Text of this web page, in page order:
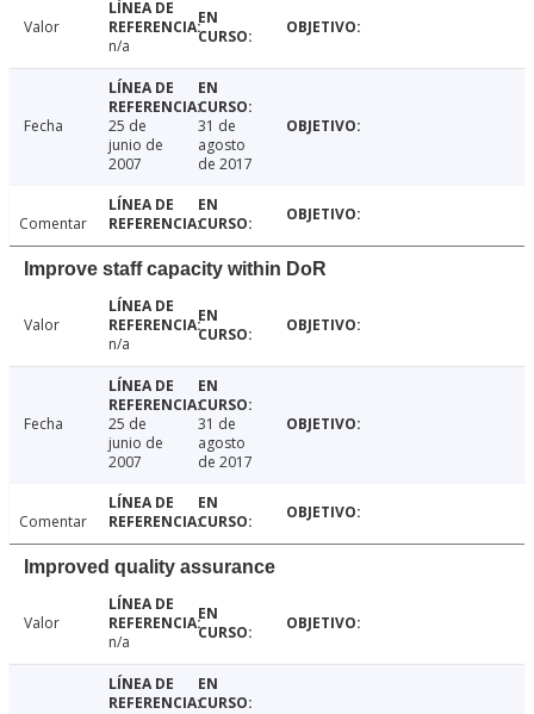
Valor
n/a
Fecha
25 de
junio de
2007
31 de
agosto
de 2017
Comentar
Improve staff capacity within DoR
Valor
n/a
Fecha
25 de
junio de
2007
31 de
agosto
de 2017
Comentar
Improved quality assurance
Valor
n/a